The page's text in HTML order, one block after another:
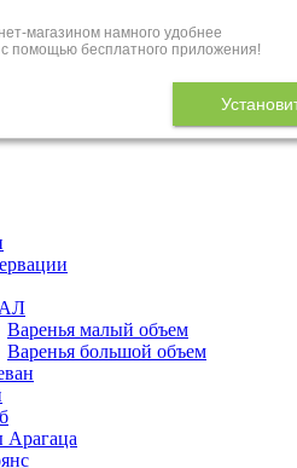
магазином намного удобнее
с помощью бесплатного приложения!
Варенья малый объем
Варенья большой объем
Арагаца